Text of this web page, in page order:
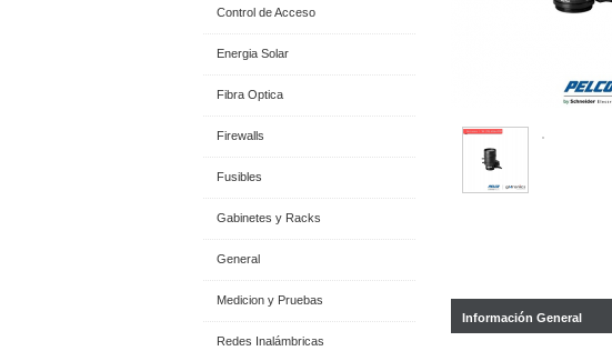
Control de Acceso
Energia Solar
Fibra Optica
Firewalls
Fusibles
Gabinetes y Racks
General
Medicion y Pruebas
Redes Inalámbricas
Información General